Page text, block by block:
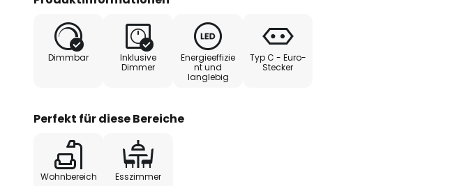
Atmosphäre bewirkt.
Illio Mini verfügt über einen Microswitch-Dimmer, mit dem sich
die Helligkeit regeln lässt. Die Stehleuchte kann aber auch über
gesteuert und gedimmt werden. Die App ist für Android und iOS
Ernesto Gismondi (1931-2020) war der Mitbegründer der seit
Dimmbar
Inklusive
Dimmer
Energieeffizie
nt und
langlebig
Typ C - Euro-
Stecker
Perfekt für diese Bereiche
Wohnbereich Esszimmer